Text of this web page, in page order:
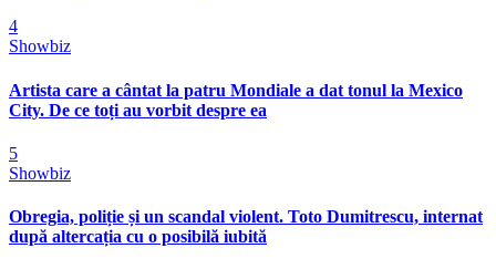
4
Showbiz
Artista care a cântat la patru Mondiale a dat tonul la Mexico
City. De ce toți au vorbit despre ea
5
Showbiz
Obregia, poliție și un scandal violent. Toto Dumitrescu, internat
după altercația cu o posibilă iubită